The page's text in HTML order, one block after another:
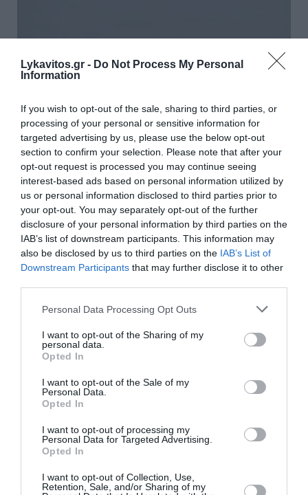
Lykavitos.gr - Do Not Process My Personal
Information
If you wish to opt-out of the sale, sharing to third parties, or
processing of your personal or sensitive information for
targeted advertising by us, please use the below opt-out
section to confirm your selection. Please note that after your
opt-out request is processed you may continue seeing
interest-based ads based on personal information utilized by
us or personal information disclosed to third parties prior to
your opt-out. You may separately opt-out of the further
disclosure of your personal information by third parties on the
IAB’s list of downstream participants. This information may
also be disclosed by us to third parties on the IAB’s List of
Downstream Participants that may further disclose it to other
Please note that this website/app uses one or more Google
not limited to your visit or usage behaviour. You may click to
grant or deny consent to Google and its third-party tags to
use your data for below specified purposes in below Google
consent section.
Personal Data Processing Opt Outs
I want to opt-out of the Sharing of my
personal data.
Opted In
I want to opt-out of the Sale of my
Personal Data.
Opted In
I want to opt-out of processing my
Personal Data for Targeted Advertising.
Opted In
I want to opt-out of Collection, Use,
Retention, Sale, and/or Sharing of my
Βloomberg: Η Ελλάδα παραδίδει μαθήματα
στην Ευρώπη για τις αμυντικές δαπάνες
Καθώς η Ευρώπη αναζητά τρόπους να αυξήσει τις
στρατιωτικές δαπάνες απέναντι στην απειλή της Ρωσίας,